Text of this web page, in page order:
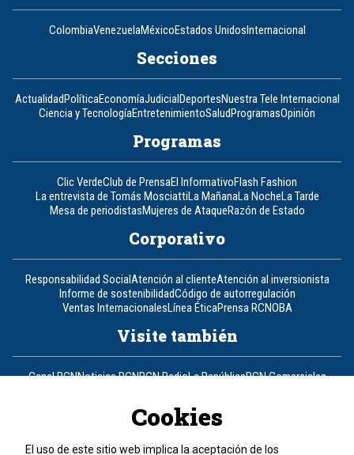
ColombiaVenezuelaMéxicoEstados UnidosInternacional
Secciones
ActualidadPolíticaEconomíaJudicialDeportesNuestra Tele Internacional
Ciencia y TecnologíaEntretenimientoSaludProgramasOpinión
Programas
Clic VerdeClub de PrensaEl InformativoFlash Fashion
La entrevista de Tomás MosciattiLa MañanaLa NocheLa Tarde
Mesa de periodistasMujeres de AtaqueRazón de Estado
Corporativo
Responsabilidad SocialAtención al clienteAtención al inversionista
Informe de sostenibilidadCódigo de autorregulación
Ventas InternacionalesLínea ÉticaPrensa RCNOBA
Visite también
Canal RCNNoticias RCNRCN RadioLa RepúblicaRCN Comerciales
Un producto de RCN Televisión
Contáctenos
Cookies
El uso de este sitio web implica la aceptación de los